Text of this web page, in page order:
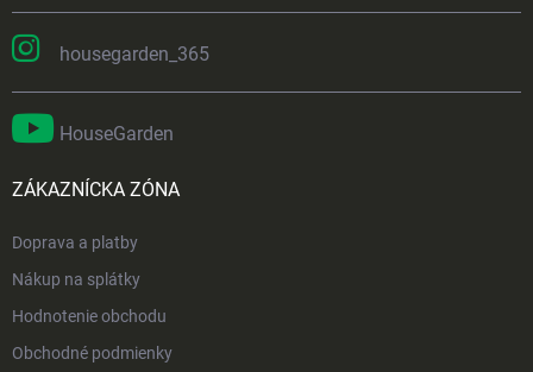
housegarden_365
HouseGarden
ZÁKAZNÍCKA ZÓNA
Doprava a platby
Nákup na splátky
Hodnotenie obchodu
Obchodné podmienky